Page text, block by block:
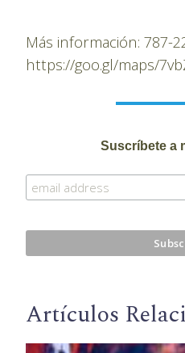
Más información: 787-
https://goo.gl/maps/
Suscríbete a
Artículos